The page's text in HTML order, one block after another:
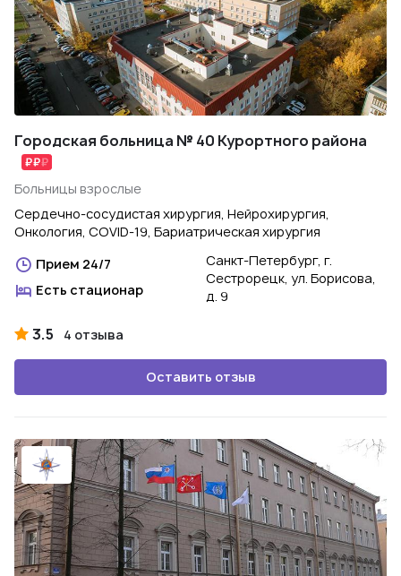
Городская больница № 40 Курортного района
Больницы взрослые
Сердечно-сосудистая хирургия, Нейрохирургия,
Онкология, COVID-19, Бариатрическая хирургия
Прием 24/7
Есть стационар
Санкт-Петербург, г.
Сестрорецк, ул. Борисова,
д. 9
3.5 4 отзыва
Оставить отзыв